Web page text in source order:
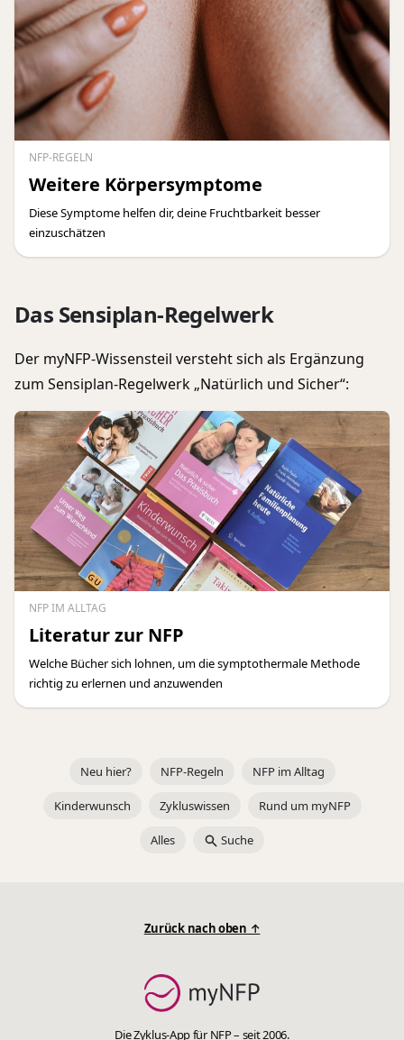
NFP-REGELN
Weitere Körpersymptome
Diese Symptome helfen dir, deine Fruchtbarkeit besser
einzuschätzen
Das Sensiplan-Regelwerk
Der myNFP-Wissensteil versteht sich als Ergänzung
zum Sensiplan-Regelwerk „Natürlich und Sicher“:
NFP IM ALLTAG
Literatur zur NFP
Welche Bücher sich lohnen, um die symptothermale Methode
richtig zu erlernen und anzuwenden
Neu hier? NFP-Regeln NFP im Alltag
Kinderwunsch Zykluswissen Rund um myNFP
Alles Suche
Zurück nach oben ↑
Die Zyklus-App für NFP – seit 2006.